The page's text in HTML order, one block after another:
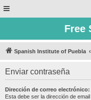
Free
Spanish Institute of Puebla
Enviar contraseña
Dirección de correo electrónico:
Esta debe ser la dirección de